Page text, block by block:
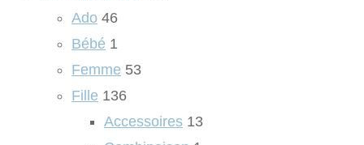
Ado 46
Bébé 1
Femme 53
Fille 136
Accessoires 13